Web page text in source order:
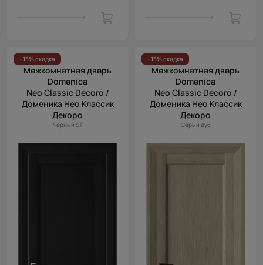
- 15% скидка
Межкомнатная дверь
Domenica
Neo Classic Decoro /
Доменика Нео Классик
Декоро
Чёрный ST
- 15% скидка
Межкомнатная дверь
Domenica
Neo Classic Decoro /
Доменика Нео Классик
Декоро
Серый дуб